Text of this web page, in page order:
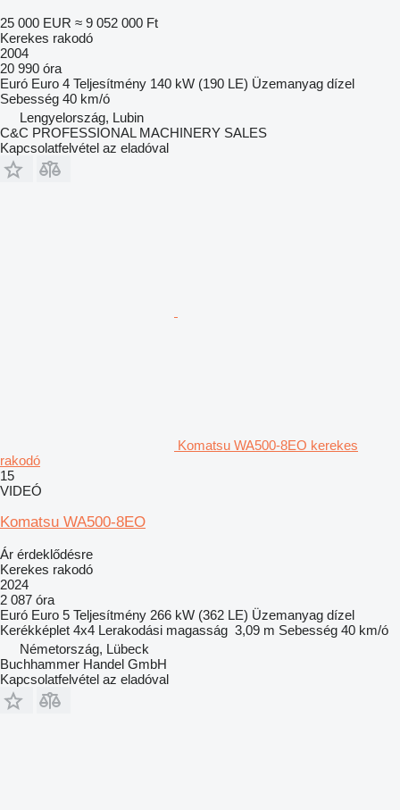
25 000 EUR ≈ 9 052 000 Ft
Kerekes rakodó
2004
20 990 óra
Euró Euro 4 Teljesítmény 140 kW (190 LE) Üzemanyag dízel
Sebesség 40 km/ó
Lengyelország, Lubin
C&C PROFESSIONAL MACHINERY SALES
Kapcsolatfelvétel az eladóval
Komatsu WA500-8EO kerekes
rakodó
15
VIDEÓ
Komatsu WA500-8EO
Ár érdeklődésre
Kerekes rakodó
2024
2 087 óra
Euró Euro 5 Teljesítmény 266 kW (362 LE) Üzemanyag dízel
Kerékképlet 4x4 Lerakodási magasság 3,09 m Sebesség 40 km/ó
Németország, Lübeck
Buchhammer Handel GmbH
Kapcsolatfelvétel az eladóval